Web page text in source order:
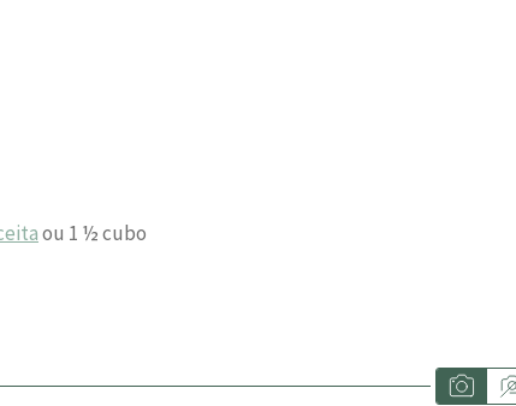
ou 1 ½ cubo